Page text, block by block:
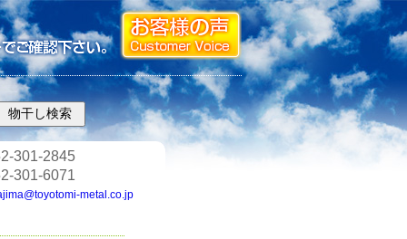
301-2845
301-6071
metal.co.jp